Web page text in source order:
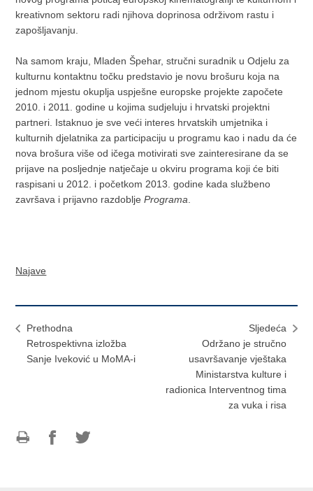
kreativnom sektoru radi njihova doprinosa održivom rastu i
zapošljavanju.
Na samom kraju, Mladen Špehar, stručni suradnik u Odjelu za
kulturnu kontaktnu točku predstavio je novu brošuru koja na
jednom mjestu okuplja uspješne europske projekte započete
2010. i 2011. godine u kojima sudjeluju i hrvatski projektni
partneri. Istaknuo je sve veći interes hrvatskih umjetnika i
kulturnih djelatnika za participaciju u programu kao i nadu da će
nova brošura više od ičega motivirati sve zainteresirane da se
prijave na posljednje natječaje u okviru programa koji će biti
raspisani u 2012. i početkom 2013. godine kada službeno
završava i prijavno razdobljePrograma
Najave
Prethodna
Retrospektivna izložba
Sanje Iveković u MoMA-i
Sljedeća
Održano je stručno
usavršavanje vještaka
Ministarstva kulture i
radionica Interventnog tima
za vuka i risa